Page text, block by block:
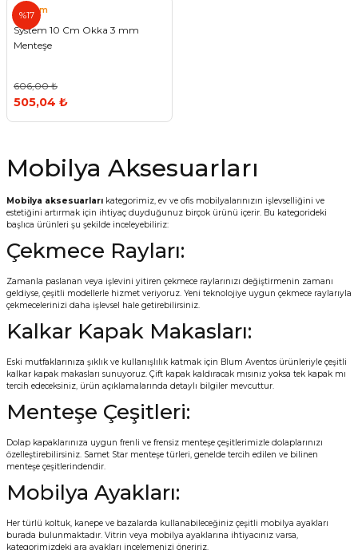
Zımpara Çeşitleri
%17
System
System 10 Cm Okka 3 mm
Menteşe
606,00 ₺
505,04 ₺
Mobilya Aksesuarları
Mobilya aksesuarları kategorimiz, ev ve ofis mobilyalarınızın işlevselliğini ve
estetiğini artırmak için ihtiyaç duyduğunuz birçok ürünü içerir. Bu kategorideki
başlıca ürünleri şu şekilde inceleyebiliriz:
Çekmece Rayları:
Zamanla paslanan veya işlevini yitiren çekmece raylarınızı değiştirmenin zamanı
geldiyse, çeşitli modellerle hizmet veriyoruz. Yeni teknolojiye uygun çekmece raylarıyla
çekmecelerinizi daha işlevsel hale getirebilirsiniz.
Kalkar Kapak Makasları:
Eski mutfaklarınıza şıklık ve kullanışlılık katmak için Blum Aventos ürünleriyle çeşitli
kalkar kapak makasları sunuyoruz. Çift kapak kaldıracak mısınız yoksa tek kapak mı
tercih edeceksiniz, ürün açıklamalarında detaylı bilgiler mevcuttur.
Menteşe Çeşitleri:
Dolap kapaklarınıza uygun frenli ve frensiz menteşe çeşitlerimizle dolaplarınızı
özelleştirebilirsiniz. Samet Star menteşe türleri, genelde tercih edilen ve bilinen
menteşe çeşitlerindendir.
Mobilya Ayakları:
Her türlü koltuk, kanepe ve bazalarda kullanabileceğiniz çeşitli mobilya ayakları
burada bulunmaktadır. Vitrin veya mobilya ayaklarına ihtiyacınız varsa,
kategorimizdeki ara ayakları incelemenizi öneririz.